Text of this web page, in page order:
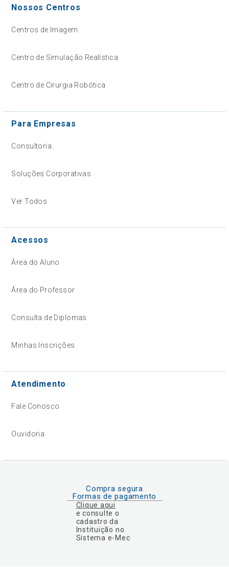
Nossos Centros
Centros de Imagem
Centro de Simulação Realística
Centro de Cirurgia Robótica
Para Empresas
Consultoria
Soluções Corporativas
Ver Todos
Acessos
Área do Aluno
Área do Professor
Consulta de Diplomas
Minhas Inscrições
Atendimento
Fale Conosco
Ouvidoria
Compra segura
Formas de pagamento
Clique aqui
e consulte o
cadastro da
Instituição no
Sistema e-Mec